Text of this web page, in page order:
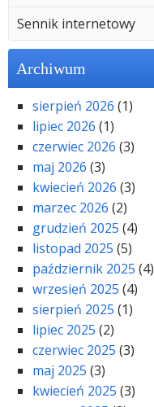
Sennik internetowy
Archiwum
sierpień 2026 (1)
lipiec 2026 (1)
czerwiec 2026 (3)
maj 2026 (3)
kwiecień 2026 (3)
marzec 2026 (2)
grudzień 2025 (4)
listopad 2025 (5)
październik 2025 (4)
wrzesień 2025 (4)
sierpień 2025 (1)
lipiec 2025 (2)
czerwiec 2025 (3)
maj 2025 (3)
kwiecień 2025 (3)